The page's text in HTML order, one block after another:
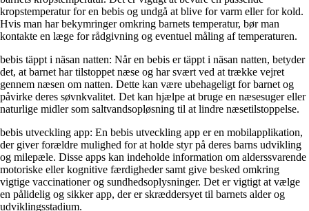
kropstemperatur for en bebis og undgå at blive for varm eller for kold.
Hvis man har bekymringer omkring barnets temperatur, bør man
kontakte en læge for rådgivning og eventuel måling af temperaturen.
bebis täppt i näsan natten: Når en bebis er täppt i näsan natten, betyder
det, at barnet har tilstoppet næse og har svært ved at trække vejret
gennem næsen om natten. Dette kan være ubehageligt for barnet og
påvirke deres søvnkvalitet. Det kan hjælpe at bruge en næsesuger eller
naturlige midler som saltvandsopløsning til at lindre næsetilstoppelse.
bebis utveckling app: En bebis utveckling app er en mobilapplikation,
der giver forældre mulighed for at holde styr på deres barns udvikling
og milepæle. Disse apps kan indeholde information om alderssvarende
motoriske eller kognitive færdigheder samt give besked omkring
vigtige vaccinationer og sundhedsoplysninger. Det er vigtigt at vælge
en pålidelig og sikker app, der er skræddersyet til barnets alder og
udviklingsstadium.